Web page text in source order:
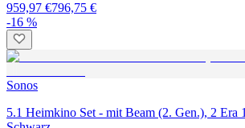
959,97 €796,75 €
-16 %
Sonos
5.1 Heimkino Set - mit Beam (2. Gen.), 2 Era